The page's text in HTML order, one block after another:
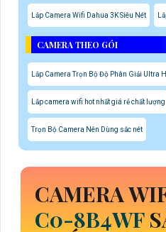
Lắp Camera Wifi Dahua 3K Siêu Nét
CAMERA THEO GÓI
Lắp Camera Trọn Bộ Độ Phân Giải Ultra
Lắp camera wifi hot nhất giá rẻ chất lượng
Trọn Bộ Camera Nên Dùng sắc nét
CAMERA
C0-8B4WF